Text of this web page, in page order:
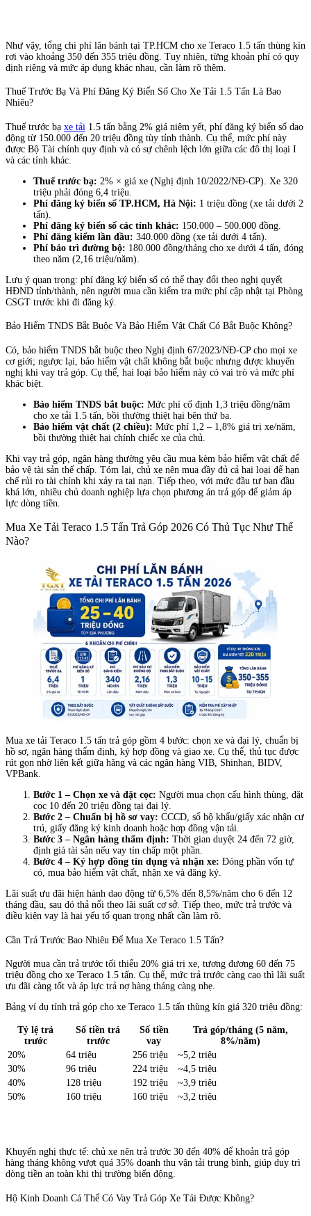
Như vậy, tổng chi phí lăn bánh tại TP.HCM cho xe Teraco 1.5 tấn thùng kín
rơi vào khoảng 350 đến 355 triệu đồng. Tuy nhiên, từng khoản phí có quy
định riêng và mức áp dụng khác nhau, cần làm rõ thêm.
Thuế Trước Bạ Và Phí Đăng Ký Biển Số Cho Xe Tải 1.5 Tấn Là Bao
Nhiêu?
Thuế trước bạ xe tải 1.5 tấn bằng 2% giá niêm yết, phí đăng ký biển số dao
động từ 150.000 đến 20 triệu đồng tùy tỉnh thành. Cụ thể, mức phí này
được Bộ Tài chính quy định và có sự chênh lệch lớn giữa các đô thị loại I
và các tỉnh khác.
Thuế trước bạ: 2% × giá xe (Nghị định 10/2022/NĐ-CP). Xe 320
triệu phải đóng 6,4 triệu.
Phí đăng ký biển số TP.HCM, Hà Nội: 1 triệu đồng (xe tải dưới 2
tấn).
Phí đăng ký biển số các tỉnh khác: 150.000 – 500.000 đồng.
Phí đăng kiểm lần đầu: 340.000 đồng (xe tải dưới 4 tấn).
Phí bảo trì đường bộ: 180.000 đồng/tháng cho xe dưới 4 tấn, đóng
theo năm (2,16 triệu/năm).
Lưu ý quan trọng: phí đăng ký biển số có thể thay đổi theo nghị quyết
HĐND tỉnh/thành, nên người mua cần kiểm tra mức phí cập nhật tại Phòng
CSGT trước khi đi đăng ký.
Bảo Hiểm TNDS Bắt Buộc Và Bảo Hiểm Vật Chất Có Bắt Buộc Không?
Có, bảo hiểm TNDS bắt buộc theo Nghị định 67/2023/NĐ-CP cho mọi xe
cơ giới; ngược lại, bảo hiểm vật chất không bắt buộc nhưng được khuyến
nghị khi vay trả góp. Cụ thể, hai loại bảo hiểm này có vai trò và mức phí
khác biệt.
Bảo hiểm TNDS bắt buộc: Mức phí cố định 1,3 triệu đồng/năm
cho xe tải 1.5 tấn, bồi thường thiệt hại bên thứ ba.
Bảo hiểm vật chất (2 chiều): Mức phí 1,2 – 1,8% giá trị xe/năm,
bồi thường thiệt hại chính chiếc xe của chủ.
Khi vay trả góp, ngân hàng thường yêu cầu mua kèm bảo hiểm vật chất để
bảo vệ tài sản thế chấp. Tóm lại, chủ xe nên mua đầy đủ cả hai loại để hạn
chế rủi ro tài chính khi xảy ra tai nạn. Tiếp theo, với mức đầu tư ban đầu
khá lớn, nhiều chủ doanh nghiệp lựa chọn phương án trả góp để giảm áp
lực dòng tiền.
Mua Xe Tải Teraco 1.5 Tấn Trả Góp 2026 Có Thủ Tục Như Thế
Nào?
Mua xe tải Teraco 1.5 tấn trả góp gồm 4 bước: chọn xe và đại lý, chuẩn bị
hồ sơ, ngân hàng thẩm định, ký hợp đồng và giao xe. Cụ thể, thủ tục được
rút gọn nhờ liên kết giữa hãng và các ngân hàng VIB, Shinhan, BIDV,
VPBank.
Bước 1 – Chọn xe và đặt cọc: Người mua chọn cấu hình thùng, đặt
cọc 10 đến 20 triệu đồng tại đại lý.
Bước 2 – Chuẩn bị hồ sơ vay: CCCD, sổ hộ khẩu/giấy xác nhận cư
trú, giấy đăng ký kinh doanh hoặc hợp đồng vận tải.
Bước 3 – Ngân hàng thẩm định: Thời gian duyệt 24 đến 72 giờ,
định giá tài sản nếu vay tín chấp một phần.
Bước 4 – Ký hợp đồng tín dụng và nhận xe: Đóng phần vốn tự
có, mua bảo hiểm vật chất, nhận xe và đăng ký.
Lãi suất ưu đãi hiện hành dao động từ 6,5% đến 8,5%/năm cho 6 đến 12
tháng đầu, sau đó thả nổi theo lãi suất cơ sở. Tiếp theo, mức trả trước và
điều kiện vay là hai yếu tố quan trọng nhất cần làm rõ.
Cần Trả Trước Bao Nhiêu Để Mua Xe Teraco 1.5 Tấn?
Người mua cần trả trước tối thiểu 20% giá trị xe, tương đương 60 đến 75
triệu đồng cho xe Teraco 1.5 tấn. Cụ thể, mức trả trước càng cao thì lãi suất
ưu đãi càng tốt và áp lực trả nợ hàng tháng càng nhẹ.
Bảng ví dụ tính trả góp cho xe Teraco 1.5 tấn thùng kín giá 320 triệu đồng:
Tỷ lệ trả
trước
Số tiền trả
trước
Số tiền
vay
Trả góp/tháng (5 năm,
8%/năm)
20%
64 triệu 256 triệu
~5,2 triệu
30%
96 triệu 224 triệu
~4,5 triệu
40%
128 triệu 192 triệu
~3,9 triệu
50%
160 triệu 160 triệu ~3,2 triệu
Khuyến nghị thực tế: chủ xe nên trả trước 30 đến 40% để khoản trả góp
hàng tháng không vượt quá 35% doanh thu vận tải trung bình, giúp duy trì
dòng tiền an toàn khi thị trường biến động.
Hộ Kinh Doanh Cá Thể Có Vay Trả Góp Xe Tải Được Không?